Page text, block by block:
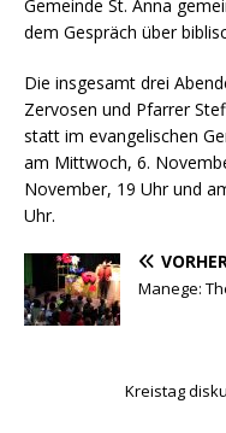
Gemeinde St. Anna
dem Gespräch über
Die insgesamt drei
Zervosen und Pfarrer
statt im evangelischen
am Mittwoch, 6.
November, 19 Uhr und
Uhr.
Manege:
Kreistag